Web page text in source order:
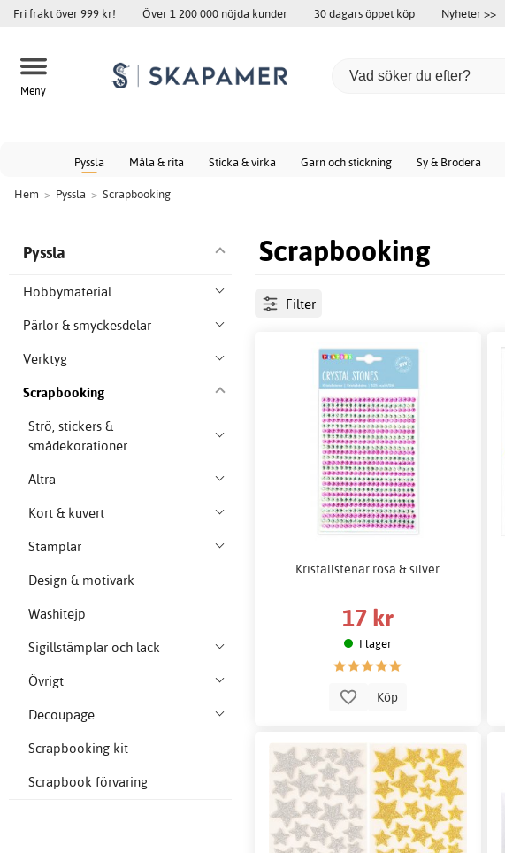
Fri frakt över 999 kr! Över1 200 000 nöjda kunder 30 dagars öppet köp Nyheter >>
Meny
Pyssla Måla & rita Sticka & virka Garn och stickning Sy & Brodera
Hem > Pyssla > Scrapbooking
Scrapbooking
Pyssla
Hobbymaterial
Pärlor & smyckesdelar
Verktyg
Scrapbooking
Strö, stickers &
smådekorationer
Altra
Kort & kuvert
Stämplar
Design & motivark
Washitejp
Sigillstämplar och lack
Övrigt
Decoupage
Scrapbooking kit
Scrapbook förvaring
Filter
Kristallstenar rosa & silver
17 kr
I lager
Köp